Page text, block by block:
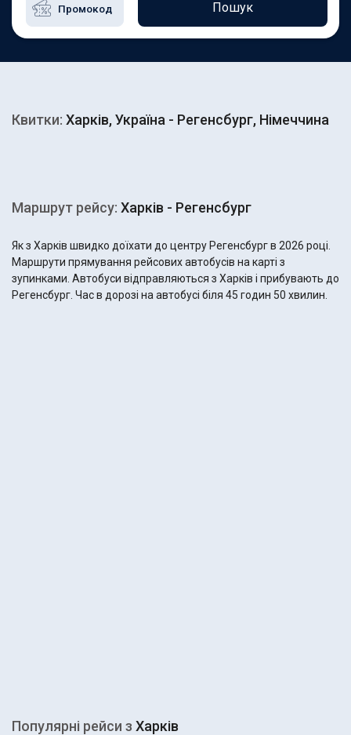
Пошук
Квитки: Харків, Україна - Регенсбург, Німеччина
Маршрут рейсу: Харків - Регенсбург
Як з Харків швидко доїхати до центру Регенсбург в 2026 році.
Маршрути прямування рейсових автобусів на карті з
зупинками. Автобуси відправляються з Харків і прибувають до
Регенсбург. Час в дорозі на автобусі біля 45 годин 50 хвилин.
Популярні рейcи з Харків